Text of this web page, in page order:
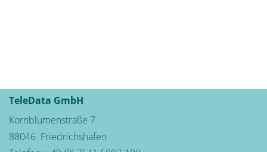
TeleData GmbH
Kornblumenstraße 7
88046 Friedrichshafen